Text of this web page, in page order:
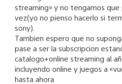
streaming» y no tengamos que
vez(yo no pienso hacerlo si
sony).
Tambien espero que no
pase a ser la subscripcion
catalogo+online streaming al
incluyendo online y juegos a
hasta ahora